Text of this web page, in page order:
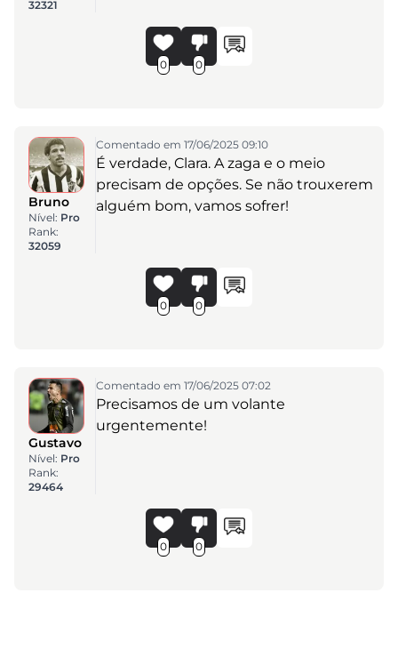
32321
0 0
Bruno
Nível: Pro
Rank:
32059
Comentado em 17/06/2025 09:10
É verdade, Clara. A zaga e o meio
precisam de opções. Se não trouxerem
alguém bom, vamos sofrer!
0 0
Gustavo
Nível: Pro
Rank:
29464
Comentado em 17/06/2025 07:02
Precisamos de um volante
urgentemente!
0 0